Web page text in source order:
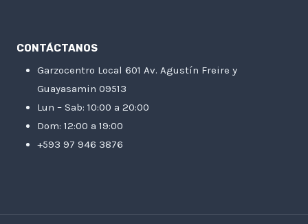
CONTÁCTANOS
Garzocentro Local 601 Av. Agustín Freire y
Guayasamin 09513
Lun – Sab: 10:00 a 20:00
Dom: 12:00 a 19:00
+593 97 946 3876